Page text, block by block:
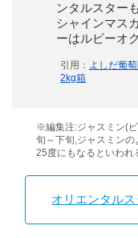
ンタルスター
シャインマス
ーはルビーオ
引用： よしだ葡
2kg箱
※編集注:ジャスミン(
旬～下旬,ジャスミン
25度にもなるといわれ
オリエンタル